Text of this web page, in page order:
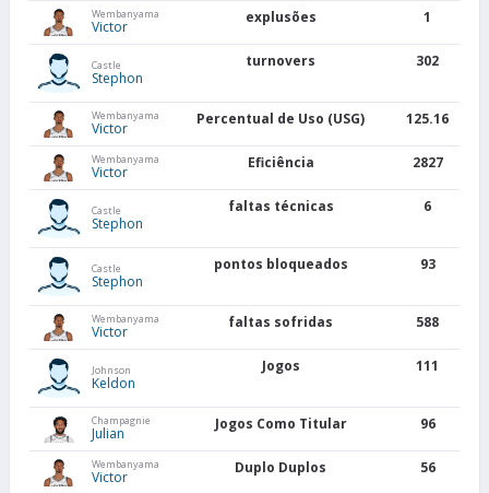
Wembanyama
Victor
explusões 1
Castle
Stephon
turnovers 302
Wembanyama
Victor
Percentual de Uso (USG) 125.16
Wembanyama
Victor
Eficiência 2827
Castle
Stephon
faltas técnicas 6
Castle
Stephon
pontos bloqueados 93
Wembanyama
Victor
faltas sofridas 588
Johnson
Keldon
Jogos 111
Champagnie
Julian
Jogos Como Titular 96
Wembanyama
Victor
Duplo Duplos 56